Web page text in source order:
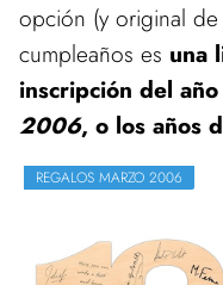
opción (y original
cumpleaños es una
inscripción del
2006, o los años
REGALOS MARZO 2006